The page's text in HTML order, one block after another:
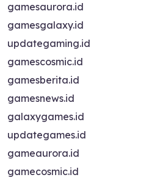
gamesaurora.id
gamesgalaxy.id
updategaming.id
gamescosmic.id
gamesberita.id
gamesnews.id
galaxygames.id
updategames.id
gameaurora.id
gamecosmic.id